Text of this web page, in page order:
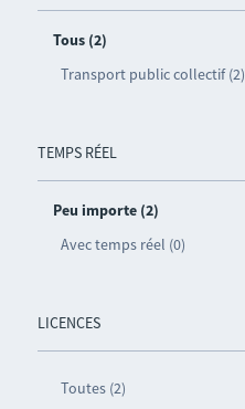
Tous (2)
Transport public collectif (2)
TEMPS RÉEL
Peu importe (2)
Avec temps réel (0)
LICENCES
Toutes (2)